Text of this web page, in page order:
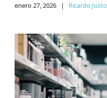
enero 27, 2026 | Ricardo Justo